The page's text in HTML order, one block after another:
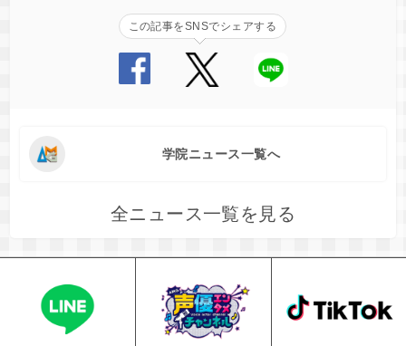
この記事をSNSでシェアする
学院ニュース一覧へ
全ニュース一覧を見る